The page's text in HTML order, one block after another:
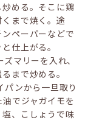
める。そこに鶏
まで焼く。途
ペーパーなどで
仕上がる。
マリーを入れ、
まで炒める。
ンから一旦取り
でジャガイモを
、こしょうで味